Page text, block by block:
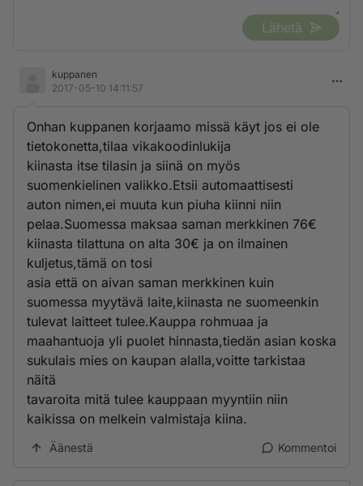
Lähetä
kuppanen
2017-05-10 14:11:57
Onhan kuppanen korjaamo missä käyt jos ei ole
tietokonetta,tilaa vikakoodinlukija
kiinasta itse tilasin ja siinä on myös
suomenkielinen valikko.Etsii automaattisesti
auton nimen,ei muuta kun piuha kiinni niin
pelaa.Suomessa maksaa saman merkkinen 76€
kiinasta tilattuna on alta 30€ ja on ilmainen
kuljetus,tämä on tosi
asia että on aivan saman merkkinen kuin
suomessa myytävä laite,kiinasta ne suomeenkin
tulevat laitteet tulee.Kauppa rohmuaa ja
maahantuoja yli puolet hinnasta,tiedän asian koska
sukulais mies on kaupan alalla,voitte tarkistaa
näitä
tavaroita mitä tulee kauppaan myyntiin niin
kaikissa on melkein valmistaja kiina.
Äänestä Kommentoi